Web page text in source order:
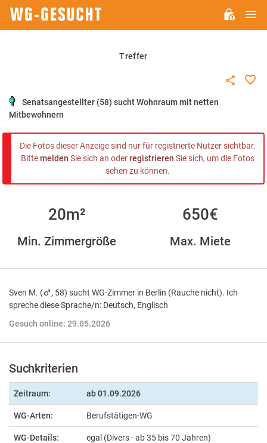
Treffer
Senatsangestellter (58) sucht Wohnraum mit netten
Mitbewohnern
Die Fotos dieser Anzeige sind nur für registrierte Nutzer sichtbar.
Bittemelden Sie sich an oderregistrieren Sie sich, um die Fotos
sehen zu können.
20m²
Min. Zimmergröße
650€
Max. Miete
Sven M. (
, 58) sucht WG-Zimmer in Berlin (Rauche nicht). Ich
spreche diese Sprache/n: Deutsch, Englisch
Gesuch online: 29.05.2026
Suchkriterien
Zeitraum: ab01.09.2026
WG-Arten: Berufstätigen-WG
WG-Details: egal (Divers - ab 35 bis 70 Jahren)